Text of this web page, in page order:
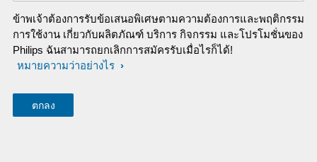
ข้าพเจ้าต้องการรับข้อเสนอพิเศษตามความต้องการและพฤติกรรม
การใช้งาน เกี่ยวกับผลิตภัณฑ์ บริการ กิจกรรม และโปรโมชั่นของ
Philips ฉันสามารถยกเลิกการสมัครรับเมื่อไรก็ได้!
หมายความว่าอย่างไร